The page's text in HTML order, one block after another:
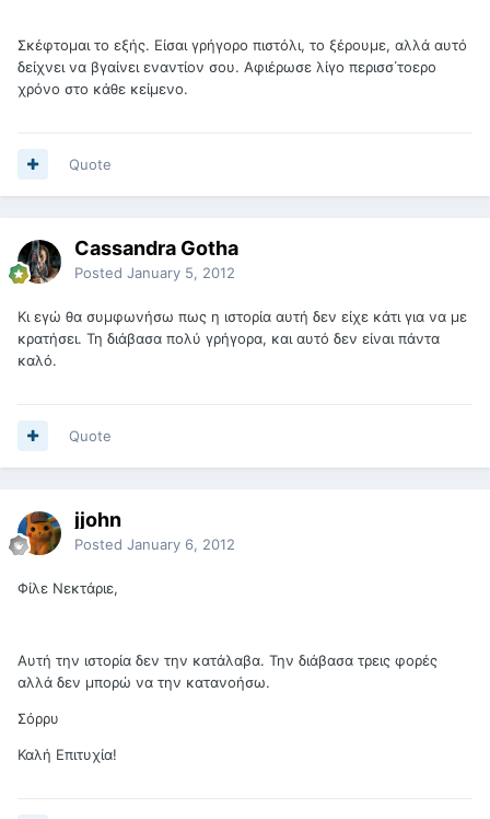
Σκέφτομαι το εξής. Είσαι γρήγορο πιστόλι, το ξέρουμε, αλλά αυτό
δείχνει να βγαίνει εναντίον σου. Αφιέρωσε λίγο περισσ΄τοερο
χρόνο στο κάθε κείμενο.
Quote
Cassandra Gotha
Posted January 5, 2012
Κι εγώ θα συμφωνήσω πως η ιστορία αυτή δεν είχε κάτι για να με
κρατήσει. Τη διάβασα πολύ γρήγορα, και αυτό δεν είναι πάντα
καλό.
Quote
jjohn
Posted January 6, 2012
Φίλε Νεκτάριε,
Αυτή την ιστορία δεν την κατάλαβα. Την διάβασα τρεις φορές
αλλά δεν μπορώ να την κατανοήσω.
Σόρρυ
Καλή Επιτυχία!